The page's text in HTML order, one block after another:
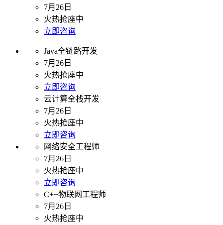
7月26日
火热抢座中
立即咨询
Java全链路开发
7月26日
火热抢座中
立即咨询
云计算全栈开发
7月26日
火热抢座中
立即咨询
网络安全工程师
7月26日
火热抢座中
立即咨询
C++物联网工程师
7月26日
火热抢座中